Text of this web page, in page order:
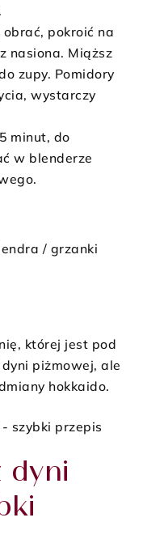
pokroić na
nasiona. Miąższ
zupy. Pomidory
wystarczy
minut, do
w blenderze
/ grzanki
której jest pod
piżmowej, ale
hokkaido.
dyni